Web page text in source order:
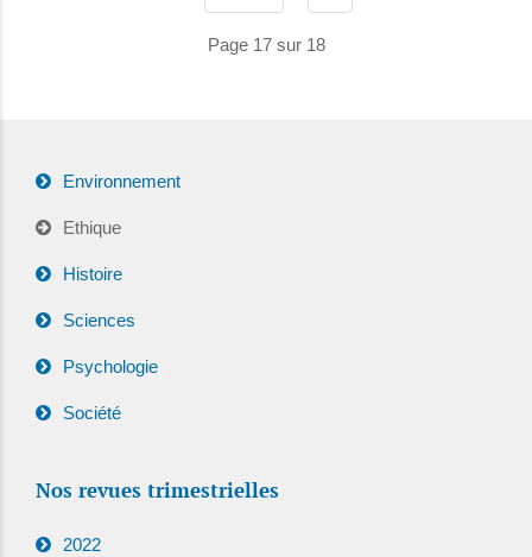
Page 17 sur 18
Environnement
Ethique
Histoire
Sciences
Psychologie
Société
Nos revues trimestrielles
2022